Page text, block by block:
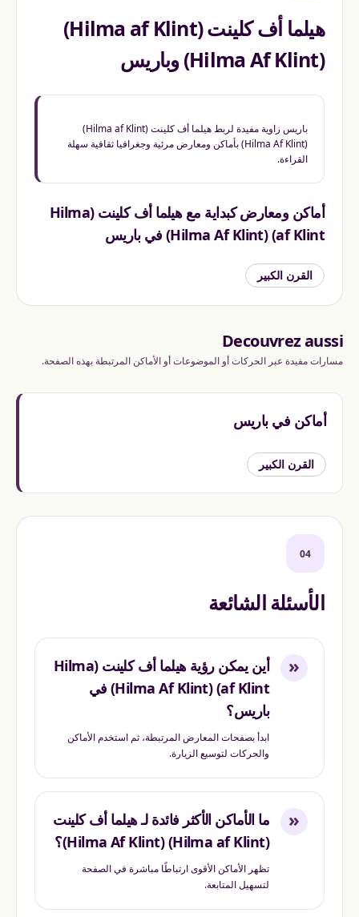
هيلما أف كلينت (Hilma af Klint)
(Hilma Af Klint) وباريس
باريس زاوية مفيدة لربط هيلما أف كلينت (Hilma af Klint)
(Hilma Af Klint) بأماكن ومعارض مرئية وجغرافيا ثقافية سهلة
القراءة.
أماكن ومعارض كبداية مع هيلما أف كلينت (Hilma
af Klint) (Hilma Af Klint) في باريس
القرن الكبير
Decouvrez aussi
مسارات مفيدة عبر الحركات أو الموضوعات أو الأماكن المرتبطة بهذه الصفحة.
أماكن في باريس
القرن الكبير
04
الأسئلة الشائعة
«
أين يمكن رؤية هيلما أف كلينت (Hilma
af Klint) (Hilma Af Klint) في
باريس؟
ابدأ بصفحات المعارض المرتبطة، ثم استخدم الأماكن
والحركات لتوسيع الزيارة.
«
ما الأماكن الأكثر فائدة لـ هيلما أف كلينت
(Hilma af Klint) (Hilma Af Klint)؟
تظهر الأماكن الأقوى ارتباطًا مباشرة في الصفحة
لتسهيل المتابعة.